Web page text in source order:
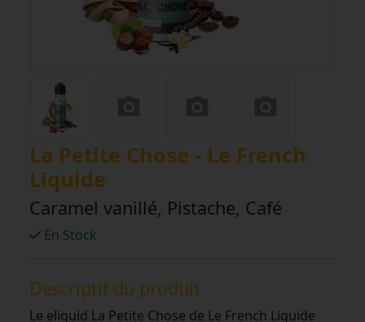
La Petite Chose - Le French
Liquide
Caramel vanillé, Pistache, Café
En Stock
Descriptif du produit
Le eliquid La Petite Chose de Le French Liquide